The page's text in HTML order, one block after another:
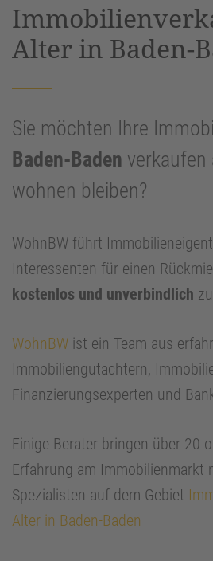
Alter in Baden-
Sie möchten Ihre
Baden-Baden verkaufen
wohnen bleiben?
WohnBW führt
Interessenten für einen
kostenlos und unverbindlich
WohnBW ist ein Team aus
Immobiliengutachtern,
Finanzierungsexperten und
Einige Berater bringen über 20
Erfahrung am Immobilienmarkt
Spezialisten auf dem Gebiet
Alter in Baden-Baden